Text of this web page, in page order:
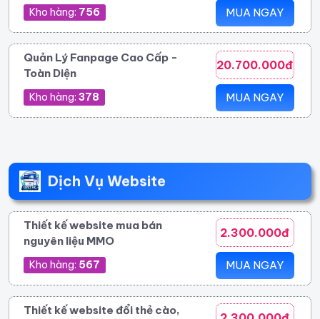
Kho hàng: 756 MUA NGAY
Quản Lý Fanpage Cao Cấp -
Toàn Diện
Kho hàng: 378
20.700.000đ
MUA NGAY
Dịch Vụ Website
Thiết kế website mua bán
nguyên liệu MMO
Kho hàng: 567
2.300.000đ
MUA NGAY
Thiết kế website đổi thẻ cào,